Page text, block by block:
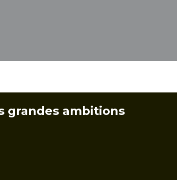
grandes ambitions